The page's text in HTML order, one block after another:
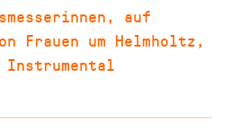
, auf
Frauen um Helmholtz,
Instrumental